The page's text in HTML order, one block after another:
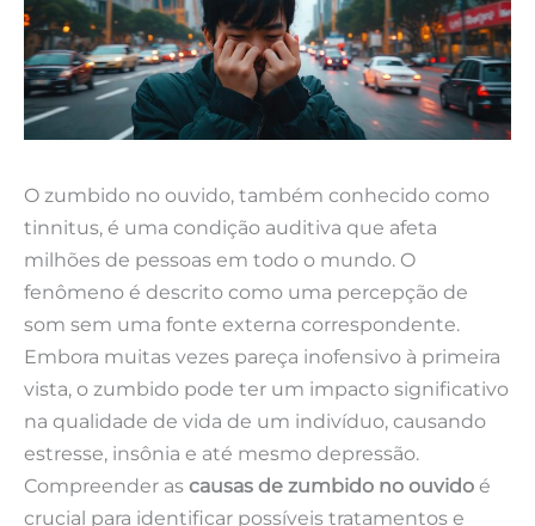
O zumbido no ouvido, também conhecido como
tinnitus, é uma condição auditiva que afeta
milhões de pessoas em todo o mundo. O
fenômeno é descrito como uma percepção de
som sem uma fonte externa correspondente.
Embora muitas vezes pareça inofensivo à primeira
vista, o zumbido pode ter um impacto significativo
na qualidade de vida de um indivíduo, causando
estresse, insônia e até mesmo depressão.
Compreender as causas de zumbido no ouvido é
crucial para identificar possíveis tratamentos e